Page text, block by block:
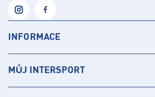
INFORMACE
MŮJ INTERSPORT